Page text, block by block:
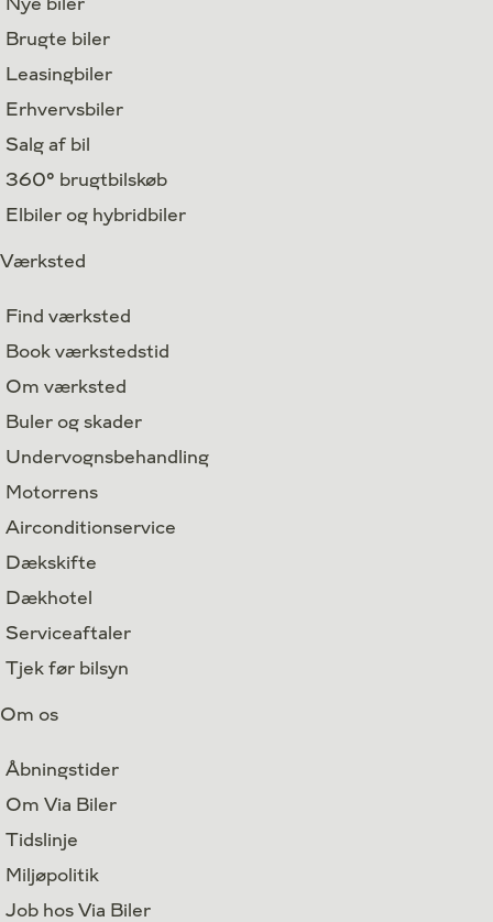
Brugte biler
Leasingbiler
Erhvervsbiler
Salg af bil
360° brugtbilskøb
Elbiler og hybridbiler
Værksted
Find værksted
Book værkstedstid
Om værksted
Buler og skader
Undervognsbehandling
Motorrens
Airconditionservice
Dækskifte
Dækhotel
Serviceaftaler
Tjek før bilsyn
Om os
Åbningstider
Om Via Biler
Tidslinje
Miljøpolitik
Job hos Via Biler